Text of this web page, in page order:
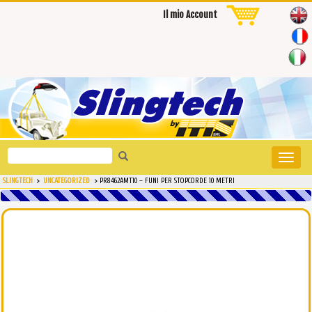
Il mio Account
Toggle
Search
for:
SLINGTECH > UNCATEGORIZED > PR8462AMT10 – FUNI PER STOPCORDE 10 METRI